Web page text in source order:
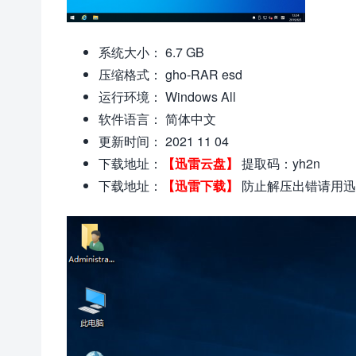
系统大小： 6.7 GB
压缩格式： gho-RAR esd
运行环境： Windows All
软件语言： 简体中文
更新时间： 2021 11 04
下载地址：
【迅雷云盘】 提取码：yh2n
下载地址：
【迅雷下载】 防止解压出错请用